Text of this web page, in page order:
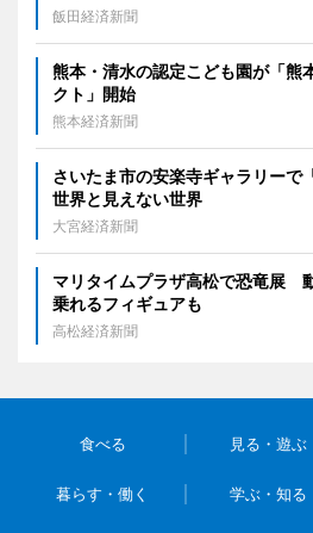
飯田経済新聞
熊本・清水の認定こども園が「熊
クト」開始
熊本経済新聞
さいたま市の安楽寺ギャラリー
世界と見えない世界
大宮経済新聞
マリタイムプラザ高松で恐竜展
乗れるフィギュアも
高松経済新聞
食べる 見る・遊ぶ
暮らす・働く 学ぶ・知る